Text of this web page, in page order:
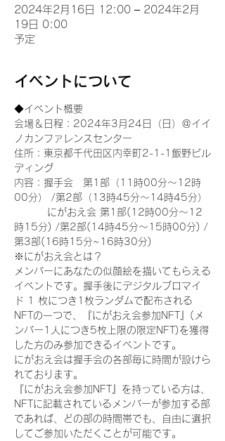
2024年2月16日 12:00 – 2024年2月
19日 0:00
予定
イベントについて
◆イベント概要
会場＆日程：2024年3月24日（日）＠イイ
ノカンファレンスセンター
住所：東京都千代田区内幸町2-1-1飯野ビル
ディング
内容：握手会　第1部（11時00分～12時
00分） /第2部（13時45分～14時45分）
にがおえ会 第1部(12時00分～12
時15分) /第2部(14時45分～15時00分) /
第3部(16時15分~16時30分)
※にがおえ会とは？
メンバーにあなたの似顔絵を描いてもらえる
イベントです。握手後にデジタルブロマイ
ド 1 枚につき1枚ランダムで配布される
NFTの一つで、『にがおえ会参加NFT』(メ
ンバー1人につき5枚上限の限定NFT)を獲得
した方のみ参加できるイベントです。
にがおえ会は握手会の各部毎に時間が設けら
れております。
『にがおえ会参加NFT』を持っている方は、
NFTに記載されているメンバーが参加する部
であれば、どの部の時間帯でも、自由に選択
してご参加いただくことが可能です。